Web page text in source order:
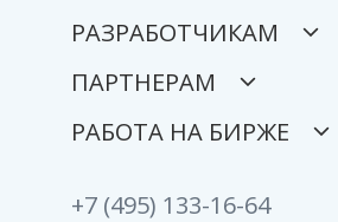
РАЗРАБОТЧИКАМ
ПАРТНЕРАМ
РАБОТА НА БИРЖЕ
+7 (495) 133-16-64